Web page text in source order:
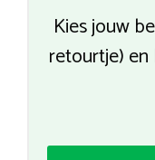
Kies jouw
retourtje)